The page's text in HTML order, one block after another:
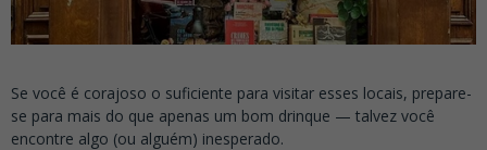
Se você é corajoso o suficiente para visitar esses locais, prepare-
se para mais do que apenas um bom drinque — talvez você
encontre algo (ou alguém) inesperado.